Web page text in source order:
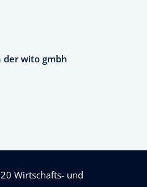
wito gmbh
Wirtschafts- und